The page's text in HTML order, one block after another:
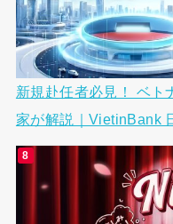
新規赴任者必見！ ベト
家が解説｜VietinBank